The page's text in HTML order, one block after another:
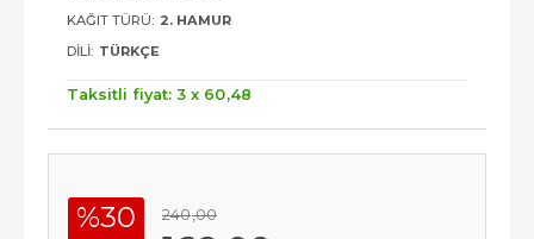
KAĞIT TÜRÜ: 2. HAMUR
DILI: TÜRKÇE
Taksitli fiyat: 3 x 60,48
%30 240,00